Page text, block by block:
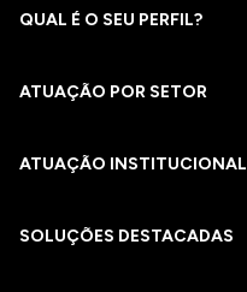
QUAL É O SEU PERFIL?
ATUAÇÃO POR SETOR
ATUAÇÃO INSTITUCIONAL
SOLUÇÕES DESTACADAS